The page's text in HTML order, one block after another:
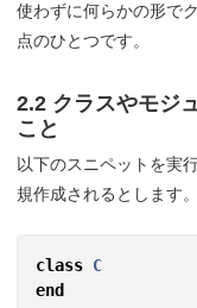
使わずに何らかの形で
点のひとつです。
2.2 クラスやモジ
こと
以下のスニペットを実
規作成されるとします。
class C
end